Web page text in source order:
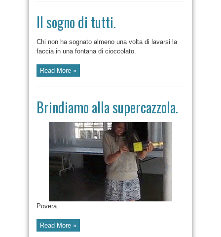
Il sogno di tutti.
Chi non ha sognato almeno una volta di lavarsi la
faccia in una fontana di cioccolato.
Read More »
Brindiamo alla supercazzola.
Povera.
Read More »